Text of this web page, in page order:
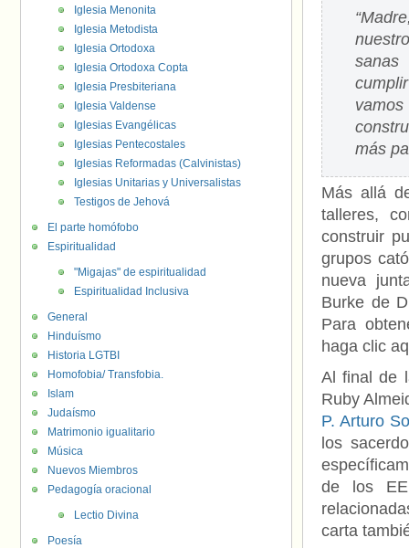
sanas
más
Más allá
talleres,
construir
grupos
nueva
Burke de
Para
haga clic
Al final de
Ruby
P. Arturo
los
de los
carta
Iglesia Menonita
Iglesia Metodista
Iglesia Ortodoxa
Iglesia Ortodoxa Copta
Iglesia Presbiteriana
Iglesia Valdense
Iglesias Evangélicas
Iglesias Pentecostales
Iglesias Reformadas (Calvinistas)
Iglesias Unitarias y Universalistas
Testigos de Jehová
El parte homófobo
Espiritualidad
"Migajas" de espiritualidad
Espiritualidad Inclusiva
General
Hinduísmo
Historia LGTBI
Homofobia/ Transfobia.
Islam
Judaísmo
Matrimonio igualitario
Música
Nuevos Miembros
Pedagogía oracional
Lectio Divina
Poesía